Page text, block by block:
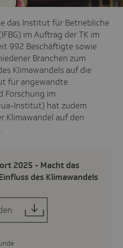
das Institut für Betriebliche
im Auftrag der TK im
992 Beschäftigte sowie
Branchen zum
Klimawandels auf die
für angewandte
Forschung im
Institut) hat zudem
Klimawandel auf den
2025 - Macht das
des Klima­wan­dels